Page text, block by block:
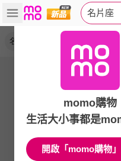
名片座
名片架
momo購物
生活大小事都是
開啟「momo購物